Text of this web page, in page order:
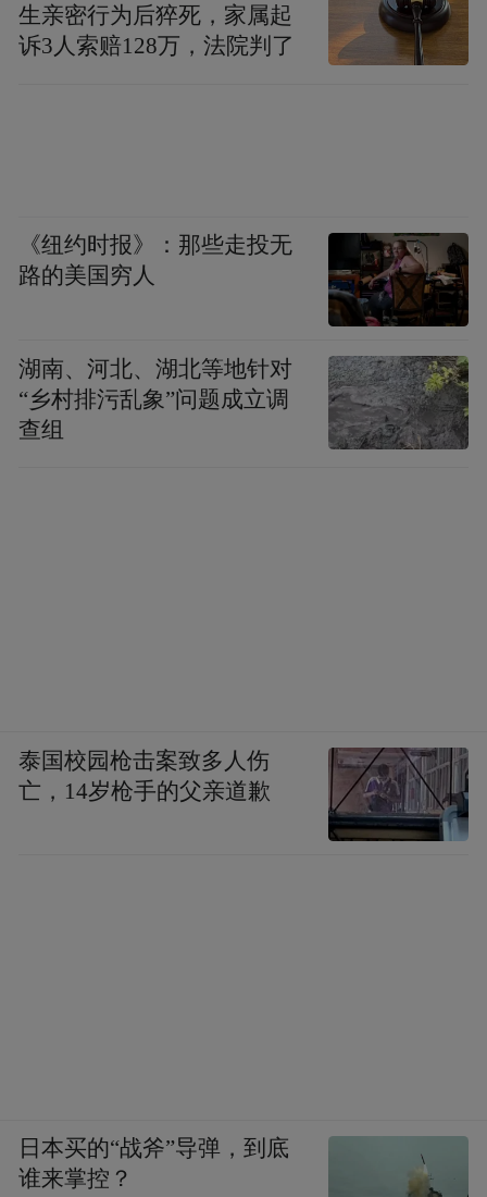
平高、育人能力优的高素质教师队伍。（通
讯员/鹿奎奎、苗磊刚）
“特别声明：以上作品内容(包括在内的视频、图片或音
频)为凤凰网旗下自媒体平台“大风号”用户上传并发
布，本平台仅提供信息存储空间服务。
Notice: The content above (including the videos,
pictures and audios if any) is uploaded and posted
生亲密行为后猝死，家属起
诉3人索赔128万，法院判了
《纽约时报》：那些走投无
路的美国穷人
湖南、河北、湖北等地针对
“乡村排污乱象”问题成立调
查组
泰国校园枪击案致多人伤
亡，14岁枪手的父亲道歉
日本买的“战斧”导弹，到底
谁来掌控？